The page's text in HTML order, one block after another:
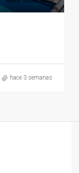
hace 3 semanas